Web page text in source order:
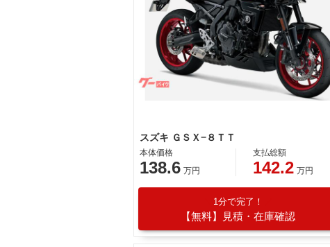
スズキ ＧＳＸ−８ＴＴ
本体価格
138.6 万円
支払総額
142.2 万円
1分で完了！
【無料】見積・在庫確認